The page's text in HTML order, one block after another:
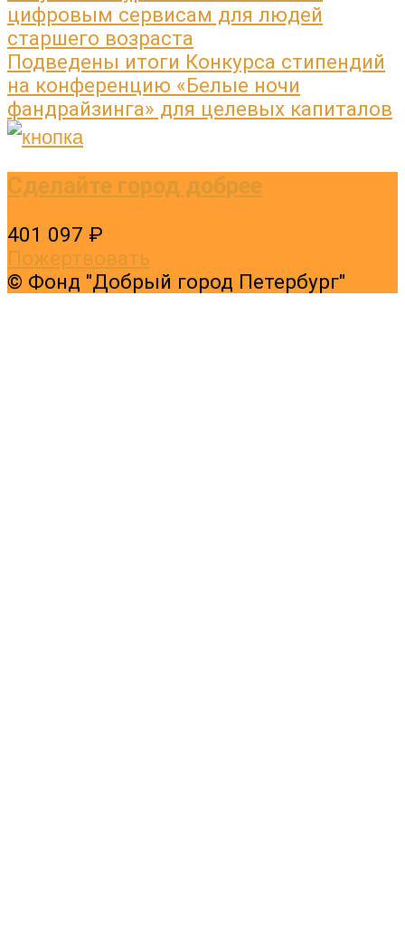
цифровым сервисам для людей
старшего возраста
Подведены итоги Конкурса стипендий
на конференцию «Белые ночи
фандрайзинга» для целевых капиталов
Сделайте город добрее
401 097 ₽
Пожертвовать
© Фонд "Добрый город Петербург"